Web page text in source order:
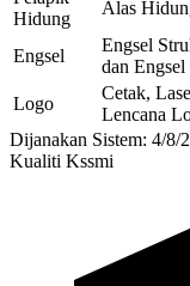
Hidung
Alas
Engsel
Engsel
dan
Logo
Cetak,
Lencana
Dijanakan Sistem: 4/8/
Kualiti Kssmi